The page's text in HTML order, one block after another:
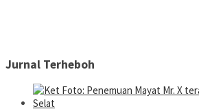
Jurnal Terheboh